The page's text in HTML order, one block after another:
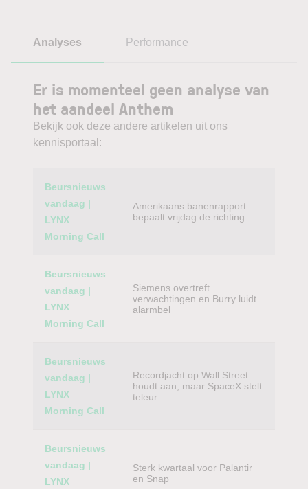
Analyses Performance
Er is momenteel geen analyse van
het aandeel Anthem
Bekijk ook deze andere artikelen uit ons
kennisportaal:
Category
Beursnieuws
vandaag |
LYNX
Morning Call
Amerikaans banenrapport
bepaalt vrijdag de richting
Beursnieuws
vandaag |
LYNX
Morning Call
Siemens overtreft
verwachtingen en Burry luidt
alarmbel
Beursnieuws
vandaag |
LYNX
Morning Call
Recordjacht op Wall Street
houdt aan, maar SpaceX stelt
teleur
Beursnieuws
vandaag |
LYNX
Sterk kwartaal voor Palantir
en Snap